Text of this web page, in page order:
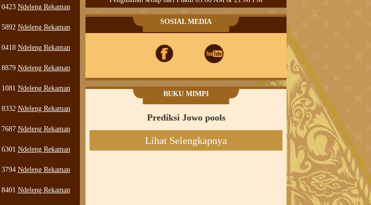
0423 Ndeleng Rekaman
5892 Ndeleng Rekaman
0418 Ndeleng Rekaman
8879 Ndeleng Rekaman
1081 Ndeleng Rekaman
8332 Ndeleng Rekaman
7687 Ndeleng Rekaman
6301 Ndeleng Rekaman
3794 Ndeleng Rekaman
8401 Ndeleng Rekaman
SOSIAL MEDIA
BUKU MIMPI
Prediksi Jowo pools
Lihat Selengkapnya